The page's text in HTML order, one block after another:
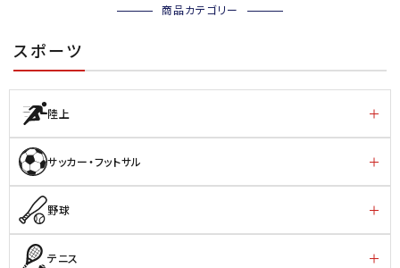
商品カテゴリー
スポーツ
陸上
サッカー・フットサル
野球
テニス